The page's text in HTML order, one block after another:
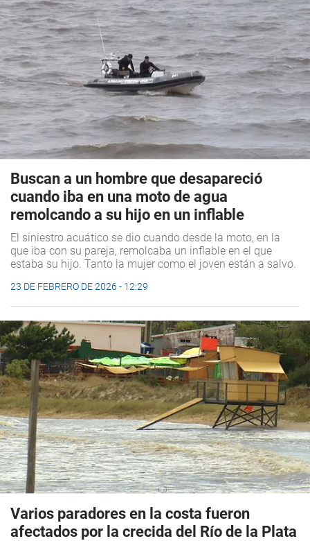
Buscan a un hombre que desapareció
cuando iba en una moto de agua
remolcando a su hijo en un inflable
El siniestro acuático se dio cuando desde la moto, en la
que iba con su pareja, remolcaba un inflable en el que
estaba su hijo. Tanto la mujer como el joven están a salvo.
23 DE FEBRERO DE 2026 - 12:29
Varios paradores en la costa fueron
afectados por la crecida del Río de la Plata